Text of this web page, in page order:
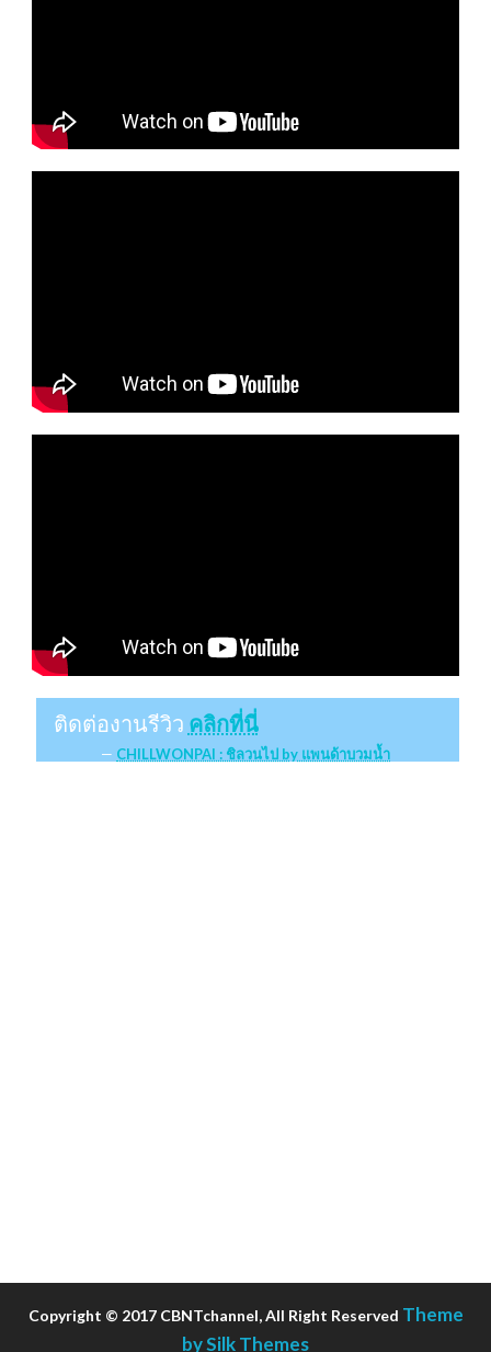
ติดต่องานรีวิว คลิกที่นี่
CHILLWONPAI : ชิลวนไป by แพนด้าบวมน้ำ
Copyright © 2017 CBNTchannel, All Right Reserved Theme
by Silk Themes